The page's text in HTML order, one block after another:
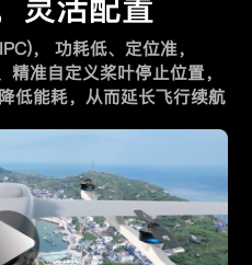
， 功耗低、定位准，
准自定义桨叶停止位置，
低能耗，从而延长飞行续航